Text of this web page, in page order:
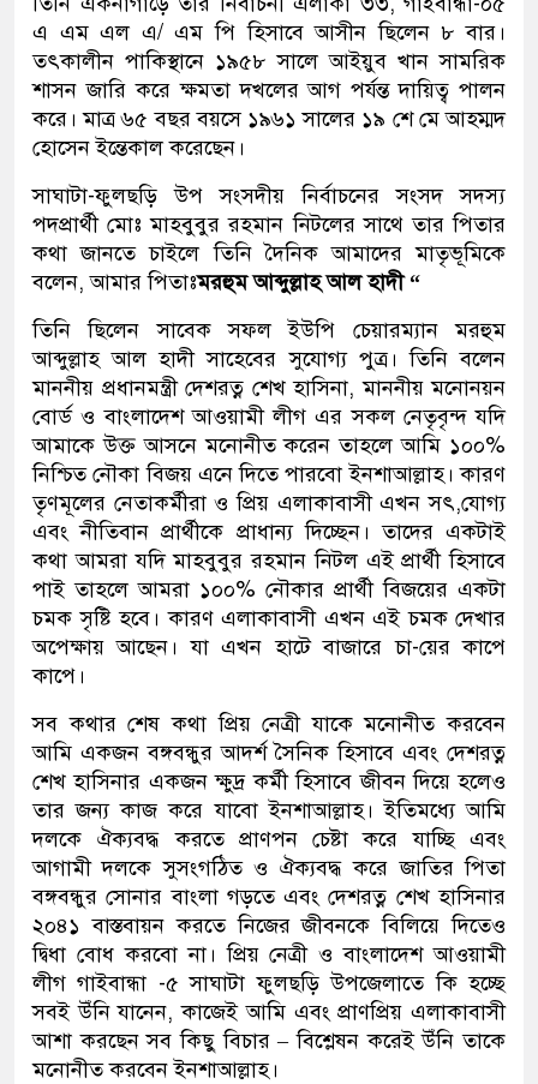
এ এম এল এ/ এম পি হিসাবে আসীন ছিলেন ৮ বার।
তৎকালীন পাকিস্থানে ১৯৫৮ সালে আইয়ুব খান সামরিক
শাসন জারি করে ক্ষমতা দখলের আগ পর্যন্ত দায়িত্ব পালন
করে। মাত্র ৬৫ বছর বয়সে ১৯৬১ সালের ১৯ শে মে আহম্মদ
হোসেন ইন্তেকাল করেছেন।
সাঘাটা-ফুলছড়ি উপ সংসদীয় নির্বাচনের সংসদ সদস্য
পদপ্রার্থী মোঃ মাহবুবুর রহমান নিটলের সাথে তার পিতার
কথা জানতে চাইলে তিনি দৈনিক আমাদের মাতৃভূমিকে
বলেন, আমার পিতাঃমরহুম আব্দুল্লাহ আল হাদী “
তিনি ছিলেন সাবেক সফল ইউপি চেয়ারম্যান মরহুম
আব্দুল্লাহ আল হাদী সাহেবের সুযোগ্য পুত্র। তিনি বলেন
মাননীয় প্রধানমন্ত্রী দেশরত্ন শেখ হাসিনা, মাননীয় মনোনয়ন
বোর্ড ও বাংলাদেশ আওয়ামী লীগ এর সকল নেতৃবৃন্দ যদি
আমাকে উক্ত আসনে মনোনীত করেন তাহলে আমি ১০০%
নিশ্চিত নৌকা বিজয় এনে দিতে পারবো ইনশাআল্লাহ। কারণ
তৃণমূলের নেতাকর্মীরা ও প্রিয় এলাকাবাসী এখন সৎ,যোগ্য
এবং নীতিবান প্রার্থীকে প্রাধান্য দিচ্ছেন। তাদের একটাই
কথা আমরা যদি মাহবুবুর রহমান নিটল এই প্রার্থী হিসাবে
পাই তাহলে আমরা ১০০% নৌকার প্রার্থী বিজয়ের একটা
চমক সৃষ্টি হবে। কারণ এলাকাবাসী এখন এই চমক দেখার
অপেক্ষায় আছেন। যা এখন হাটে বাজারে চা-য়ের কাপে
কাপে।
সব কথার শেষ কথা প্রিয় নেত্রী যাকে মনোনীত করবেন
আমি একজন বঙ্গবন্ধুর আদর্শ সৈনিক হিসাবে এবং দেশরত্ন
শেখ হাসিনার একজন ক্ষুদ্র কর্মী হিসাবে জীবন দিয়ে হলেও
তার জন্য কাজ করে যাবো ইনশাআল্লাহ। ইতিমধ্যে আমি
দলকে ঐক্যবদ্ধ করতে প্রাণপন চেষ্টা করে যাচ্ছি এবং
আগামী দলকে সুসংগঠিত ও ঐক্যবদ্ধ করে জাতির পিতা
বঙ্গবন্ধুর সোনার বাংলা গড়তে এবং দেশরত্ন শেখ হাসিনার
২০৪১ বাস্তবায়ন করতে নিজের জীবনকে বিলিয়ে দিতেও
দ্বিধা বোধ করবো না। প্রিয় নেত্রী ও বাংলাদেশ আওয়ামী
লীগ গাইবান্ধা -৫ সাঘাটা ফুলছড়ি উপজেলাতে কি হচ্ছে
সবই উঁনি যানেন, কাজেই আমি এবং প্রাণপ্রিয় এলাকাবাসী
আশা করছেন সব কিছু বিচার – বিশ্লেষন করেই উঁনি তাকে
মনোনীত করবেন ইনশাআল্লাহ।